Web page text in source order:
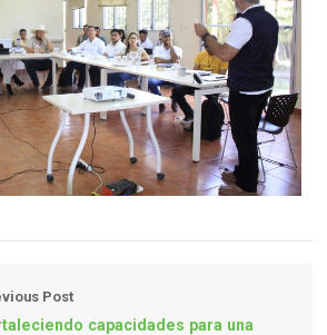
Post
capacidades para una